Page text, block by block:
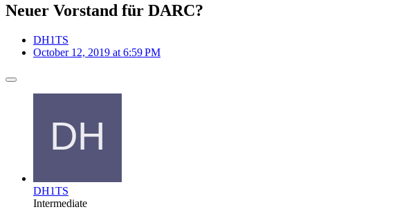
Neuer Vorstand für DARC?
DH1TS
October 12, 2019 at 6:59 PM
DH1TS
Intermediate